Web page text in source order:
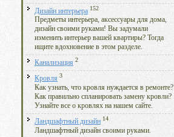
Дизайн интерьера 152
Предметы интерьера, аксессуары для дома,
дизайн своими руками! Вы задумали
изменить интерьер вашей квартиры? Тогда
ищите вдохновение в этом разделе.
Канализация 2
Кровля 3
Как узнать, что кровля нуждается в ремонте?
Как правильно спланировать замену кровли?
Узнайте все о кровлях на нашем сайте.
Ландшафтный дизайн 14
Ландшафтный дизайн своими руками.